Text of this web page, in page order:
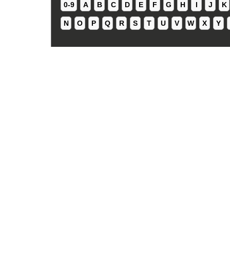
0-9 A B C D E F G H I J K
N O P Q R S T U V W X Y